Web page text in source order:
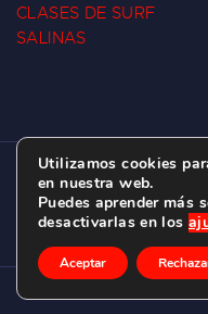
CLASES DE SURF
SALINAS
ESCUELA DE
C/ BERNARDO
Utilizamos cookies
en nuestra web.
Puedes aprender más
desactivarlas en los
Aceptar